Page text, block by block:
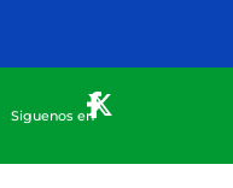
Siguenos en